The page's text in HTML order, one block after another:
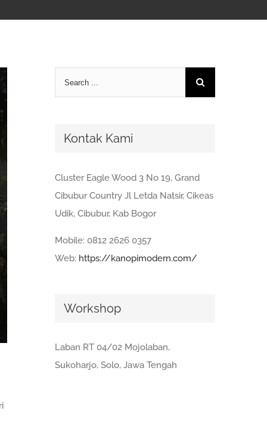
Kontak Kami
Cluster Eagle Wood 3 No 19, Grand
Cibubur Country Jl Letda Natsir, Cikeas
Udik, Cibubur, Kab Bogor
Mobile: 0812 2626 0357
Web: https://kanopimodern.com/
Workshop
Laban RT 04/02 Mojolaban,
Sukoharjo, Solo, Jawa Tengah